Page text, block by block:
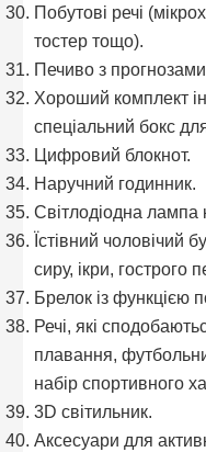
Побутові речі
тостер тощо).
Печиво з
Хороший комплект
спеціальний бокс
Цифровий блокнот.
Наручний годинник.
Світлодіодна лампа
Їстівний чоловічий
сиру, ікри, гострого
Брелок із функцією
Речі, які
плавання,
набір спортивного
3D світильник.
Аксесуари для